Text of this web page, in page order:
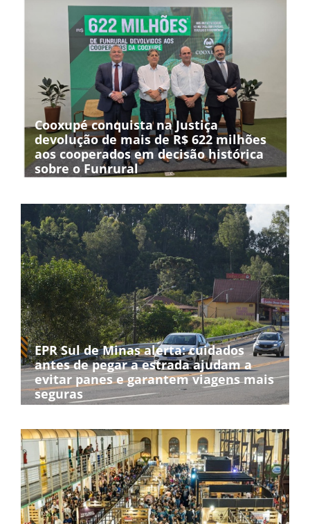
Cooxupé conquista na Justiça
devolução de mais de R$ 622 milhões
aos cooperados em decisão histórica
sobre o Funrural
EPR Sul de Minas alerta: cuidados
antes de pegar a estrada ajudam a
evitar panes e garantem viagens mais
seguras